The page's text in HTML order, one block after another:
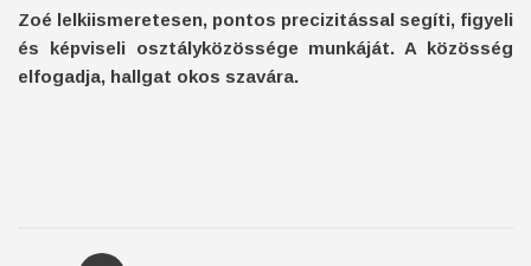
Zoé lelkiismeretesen, pontos precizitással segíti, figyeli
és képviseli osztályközössége munkáját. A közösség
elfogadja, hallgat okos szavára.